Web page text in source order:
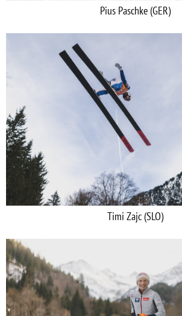
Pius Paschke (GER)
Timi Zajc (SLO)